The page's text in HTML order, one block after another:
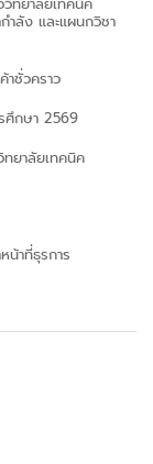
ลัง และแผนกวิชา
ชั่วคราว
ศึกษา 2569
ยาลัยเทคนิค
น้าที่ธุรการ